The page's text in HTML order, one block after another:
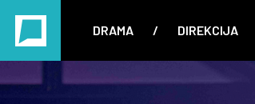
DRAMA / DIREKCIJA